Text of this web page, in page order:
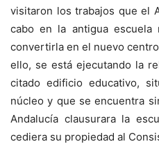
visitaron los trabajos que el
cabo en la antigua escuela
convertirla en el nuevo
ello, se está ejecutando la
citado edificio educativo,
núcleo y que se encuentra
Andalucía clausurara la
cediera su propiedad al